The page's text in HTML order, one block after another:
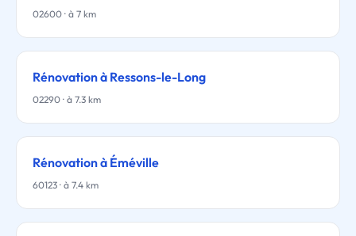
02600 · à 7 km
Rénovation à Ressons-le-Long
02290 · à 7.3 km
Rénovation à Éméville
60123 · à 7.4 km